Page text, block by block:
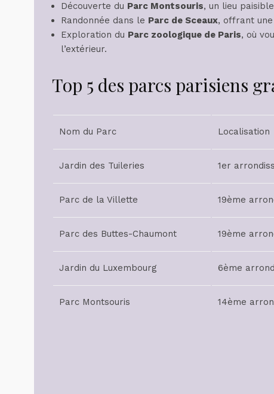
Découverte du Parc Montsouris, un lieu
Randonnée dans le Parc de Sceaux, offrant une
Exploration du Parc zoologique de Paris, où
l’extérieur.
Top 5 des parcs parisiens
Nom du Parc Localisation
Jardin des Tuileries 1er
Parc de la Villette 19ème
Parc des Buttes-Chaumont 19ème
Jardin du Luxembourg 6ème
Parc Montsouris 14ème